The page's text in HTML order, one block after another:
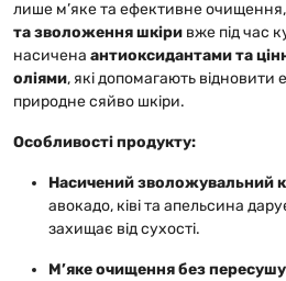
лише м’яке та ефективне
та зволоження шкіри вже під час
насичена антиоксидантами та
оліями, які допомагають відновити
природне сяйво шкіри.
Особливості продукту:
Насичений зволожувальний
авокадо, ківі та апельсина
захищає від сухості.
М’яке очищення без